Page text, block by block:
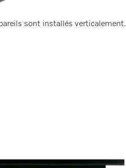
sont installés verticalement.